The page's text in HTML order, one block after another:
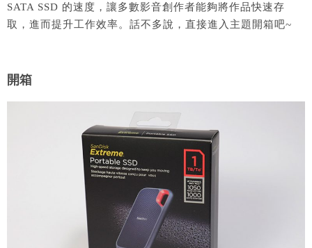
SATA SSD 的速度，讓多數影音創作者能夠將作品快速存
取，進而提升工作效率。話不多說，直接進入主題開箱吧~
開箱